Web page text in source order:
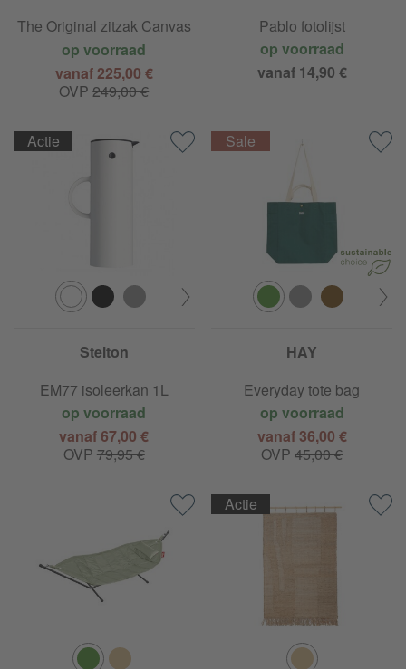
The Original zitzak Canvas
op voorraad
vanaf 225,00 €
OVP249,00 €
Pablo fotolijst
op voorraad
vanaf 14,90 €
Stelton
EM77 isoleerkan 1L
op voorraad
vanaf 67,00 €
OVP 79,95 €
Actie
HAY
Everyday tote bag
op voorraad
vanaf 36,00 €
OVP45,00 €
Actie